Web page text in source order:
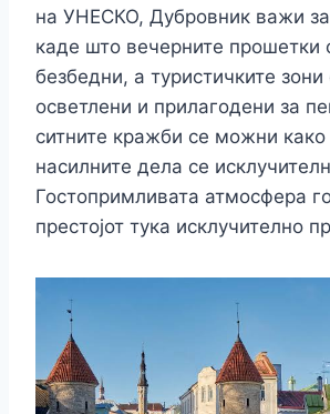
на УНЕСКО, Дубровник важи за
каде што вечерните прошетки
безбедни, а туристичките
осветлени и прилагодени за
ситните кражби се можни како
насилните дела се
Гостопримливата атмосфера
престојот тука исклучително